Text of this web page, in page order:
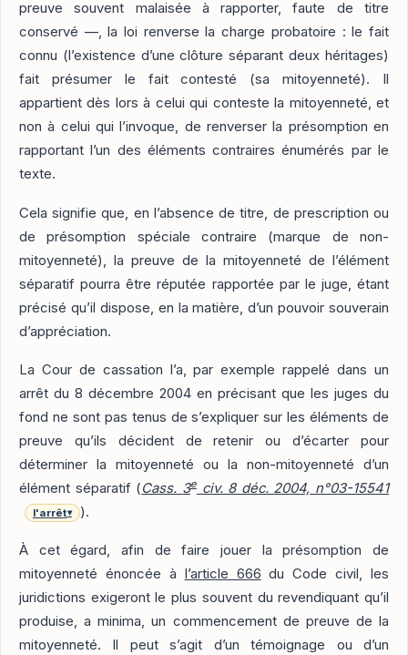
preuve souvent malaisée à rapporter, faute de titre
conservé —, la loi renverse la charge probatoire : le fait
connu (l’existence d’une clôture séparant deux héritages)
fait présumer le fait contesté (sa mitoyenneté). Il
appartient dès lors à celui qui conteste la mitoyenneté, et
non à celui qui l’invoque, de renverser la présomption en
rapportant l’un des éléments contraires énumérés par le
texte.
Cela signifie que, en l’absence de titre, de prescription ou
de présomption spéciale contraire (marque de non-
mitoyenneté), la preuve de la mitoyenneté de l’élément
séparatif pourra être réputée rapportée par le juge, étant
précisé qu’il dispose, en la matière, d’un pouvoir souverain
d’appréciation.
La Cour de cassation l’a, par exemple rappelé dans un
arrêt du 8 décembre 2004 en précisant que les juges du
fond ne sont pas tenus de s’expliquer sur les éléments de
preuve qu’ils décident de retenir ou d’écarter pour
déterminer la mitoyenneté ou la non-mitoyenneté d’un
élément séparatif (Cass. 3eciv. 8 déc. 2004, n°03-15541
l'arrêt▾ ).
À cet égard, afin de faire jouer la présomption de
mitoyenneté énoncée à l’article 666 du Code civil, les
juridictions exigeront le plus souvent du revendiquant qu’il
produise, a minima, un commencement de preuve de la
mitoyenneté. Il peut s’agit d’un témoignage ou d’un